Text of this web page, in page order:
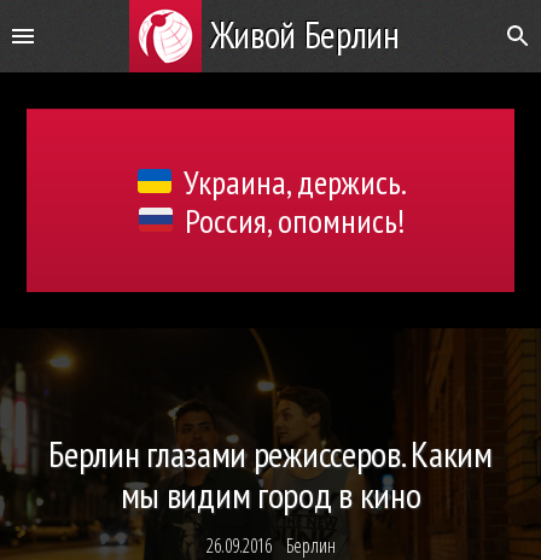
Живой Берлин
Украина, держись.
Россия, опомнись!
Берлин глазами режиссеров. Каким
мы видим город в кино
26.09.2016 Берлин